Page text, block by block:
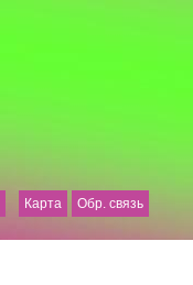
Карта Обр. связь